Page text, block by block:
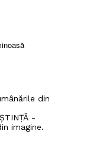
din
-
imagine.